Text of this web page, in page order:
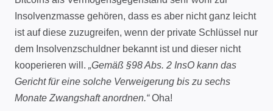
Insolvenzmasse gehören, dass es aber nicht ganz leicht
ist auf diese zuzugreifen, wenn der private Schlüssel nur
dem Insolvenzschuldner bekannt ist und dieser nicht
kooperieren will. „Gemäß §98 Abs. 2 InsO kann das
Gericht für eine solche Verweigerung bis zu sechs
Monate Zwangshaft anordnen.“Oha!